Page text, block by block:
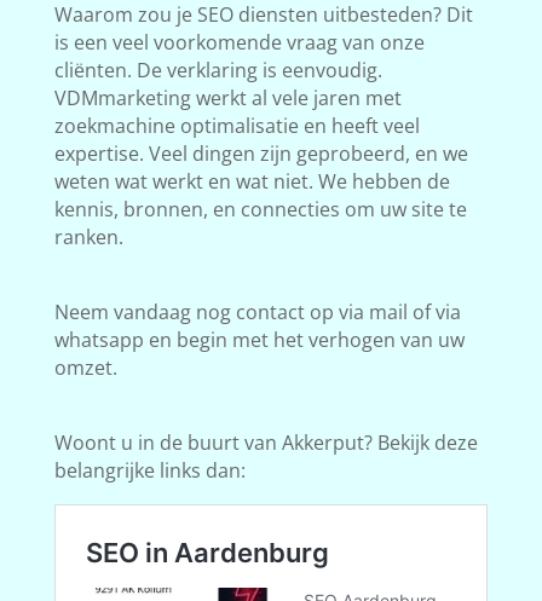
Waarom zou je SEO diensten uitbesteden? Dit
is een veel voorkomende vraag van onze
cliënten. De verklaring is eenvoudig.
VDMmarketing werkt al vele jaren met
zoekmachine optimalisatie en heeft veel
expertise. Veel dingen zijn geprobeerd, en we
weten wat werkt en wat niet. We hebben de
kennis, bronnen, en connecties om uw site te
ranken.
Neem vandaag nog contact op via mail of via
whatsapp en begin met het verhogen van uw
omzet.
Woont u in de buurt van Akkerput? Bekijk deze
belangrijke links dan: